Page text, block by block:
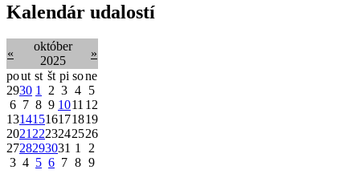
Kalendár udalostí
«
október
2025
»
pout st št pi sone
2930 1 2 3 4
5
6 7 8 9 1011 12
13141516171819
20212223242526
2728293031 1 2
3 4 5 6 7 8 9